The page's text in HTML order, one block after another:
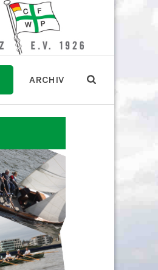
ARCHIV